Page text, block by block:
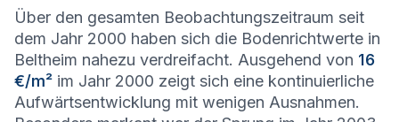
Über den gesamten Beobachtungszeitraum seit
dem Jahr 2000 haben sich die Bodenrichtwerte in
Beltheim nahezu verdreifacht. Ausgehend von 16
€/m² im Jahr 2000 zeigt sich eine kontinuierliche
Aufwärtsentwicklung mit wenigen Ausnahmen.